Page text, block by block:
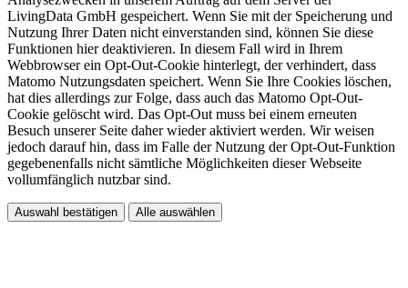
LivingData GmbH gespeichert. Wenn Sie mit der Speicherung und
Nutzung Ihrer Daten nicht einverstanden sind, können Sie diese
Funktionen hier deaktivieren. In diesem Fall wird in Ihrem
Webbrowser ein Opt-Out-Cookie hinterlegt, der verhindert, dass
Matomo Nutzungsdaten speichert. Wenn Sie Ihre Cookies löschen,
hat dies allerdings zur Folge, dass auch das Matomo Opt-Out-
Cookie gelöscht wird. Das Opt-Out muss bei einem erneuten
Besuch unserer Seite daher wieder aktiviert werden. Wir weisen
jedoch darauf hin, dass im Falle der Nutzung der Opt-Out-Funktion
gegebenenfalls nicht sämtliche Möglichkeiten dieser Webseite
vollumfänglich nutzbar sind.
Auswahl bestätigen Alle auswählen